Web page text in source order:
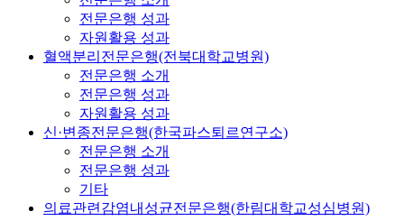
전문은행 성과
자원활용 성과
혈액분리전문은행(전북대학교병원)
전문은행 소개
전문은행 성과
자원활용 성과
신·변종전문은행(한국파스퇴르연구소)
전문은행 소개
전문은행 성과
기타
의료관련감염내성균전문은행(한림대학교성심병원)